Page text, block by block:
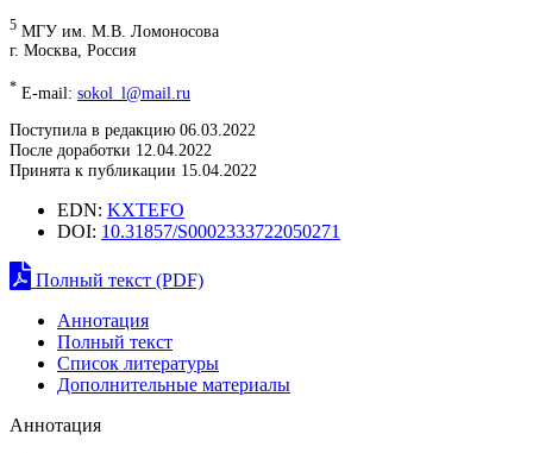
5 МГУ им. М.В. Ломоносова
г. Москва, Россия
* E-mail: sokol_l@mail.ru
Поступила в редакцию 06.03.2022
После доработки 12.04.2022
Принята к публикации 15.04.2022
EDN: KXTEFO
DOI: 10.31857/S0002333722050271
Полный текст (PDF)
Аннотация
Полный текст
Список литературы
Дополнительные материалы
Аннотация